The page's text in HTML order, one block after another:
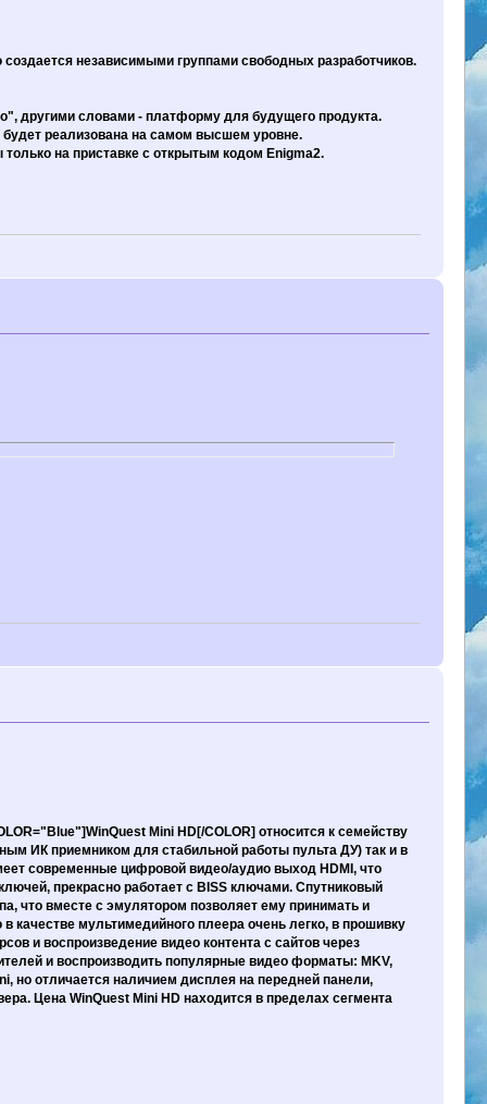
независимыми группами свободных разработчиков.
другими словами - платформу для будущего продукта.
реализована на самом высшем уровне.
на приставке с открытым кодом Enigma2.
Mini HD[/COLOR] относится к семейству
ИК приемником для стабильной работы пульта ДУ) так и в
современные цифровой видео/аудио выход HDMI, что
прекрасно работает с BISS ключами. Спутниковый
что вместе с эмулятором позволяет ему принимать и
качестве мультимедийного плеера очень легко, в прошивку
и воспроизведение видео контента с сайтов через
и воспроизводить популярные видео форматы: MKV,
но отличается наличием дисплея на передней панели,
Цена WinQuest Mini HD находится в пределах сегмента